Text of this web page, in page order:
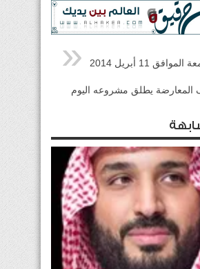
11 أبريل 2014
المعارضة يطلق مشروعه اليوم